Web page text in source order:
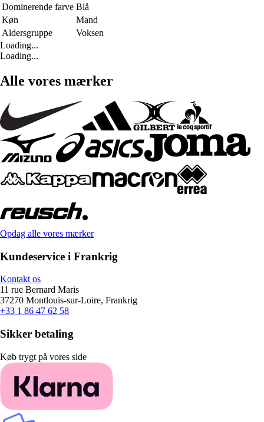
Dominerende farve Blå
Køn
Mand
Aldersgruppe
Voksen
Loading...
Loading...
Alle vores mærker
Opdag alle vores mærker
Kundeservice i Frankrig
Kontakt os
11 rue Bernard Maris
37270 Montlouis-sur-Loire, Frankrig
+33 1 86 47 62 58
Sikker betaling
Køb trygt på vores side